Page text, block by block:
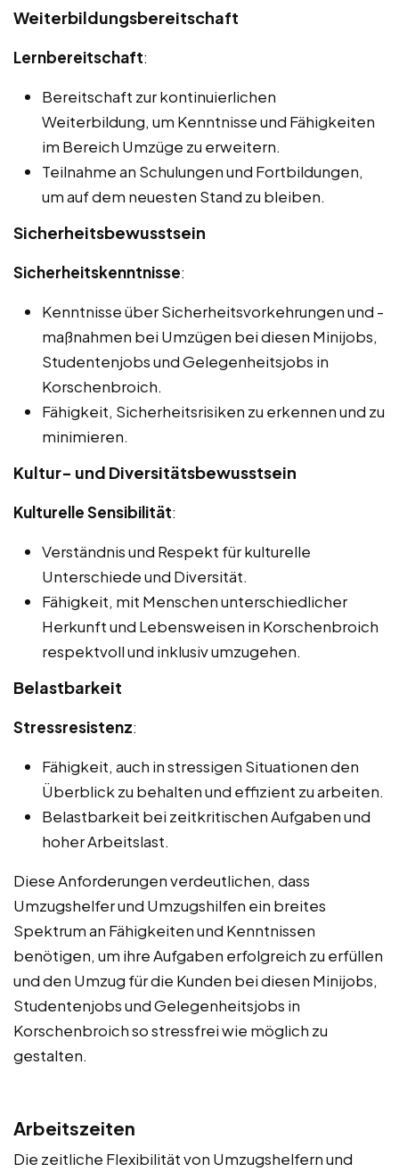
Weiterbildungsbereitschaft
Lernbereitschaft:
Bereitschaft zur kontinuierlichen
Weiterbildung, um Kenntnisse und Fähigkeiten
im Bereich Umzüge zu erweitern.
Teilnahme an Schulungen und Fortbildungen,
um auf dem neuesten Stand zu bleiben.
Sicherheitsbewusstsein
Sicherheitskenntnisse:
Kenntnisse über Sicherheitsvorkehrungen und -
maßnahmen bei Umzügen bei diesen Minijobs,
Studentenjobs und Gelegenheitsjobs in
Korschenbroich.
Fähigkeit, Sicherheitsrisiken zu erkennen und zu
minimieren.
Kultur- und Diversitätsbewusstsein
Kulturelle Sensibilität:
Verständnis und Respekt für kulturelle
Unterschiede und Diversität.
Fähigkeit, mit Menschen unterschiedlicher
Herkunft und Lebensweisen in Korschenbroich
respektvoll und inklusiv umzugehen.
Belastbarkeit
Stressresistenz:
Fähigkeit, auch in stressigen Situationen den
Überblick zu behalten und effizient zu arbeiten.
Belastbarkeit bei zeitkritischen Aufgaben und
hoher Arbeitslast.
Diese Anforderungen verdeutlichen, dass
Umzugshelfer und Umzugshilfen ein breites
Spektrum an Fähigkeiten und Kenntnissen
benötigen, um ihre Aufgaben erfolgreich zu erfüllen
und den Umzug für die Kunden bei diesen Minijobs,
Studentenjobs und Gelegenheitsjobs in
Korschenbroich so stressfrei wie möglich zu
gestalten.
Arbeitszeiten
Die zeitliche Flexibilität von Umzugshelfern und